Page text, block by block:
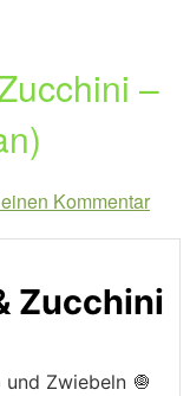
–
Kommentar
Zucchini
Zwiebeln 🧅